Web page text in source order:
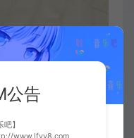
公告
】
www.lfyy8.com